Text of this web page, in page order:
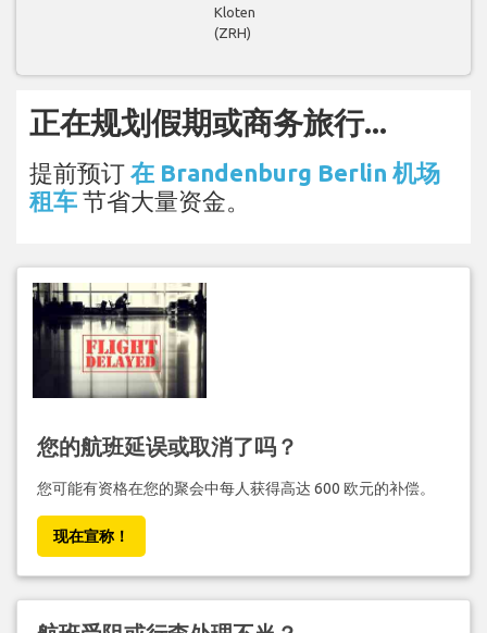
Kloten
(ZRH)
正在规划假期或商务旅行...
提前预订 在 Brandenburg Berlin 机场
租车 节省大量资金。
您的航班延误或取消了吗？
您可能有资格在您的聚会中每人获得高达 600 欧元的补偿。
现在宣称！